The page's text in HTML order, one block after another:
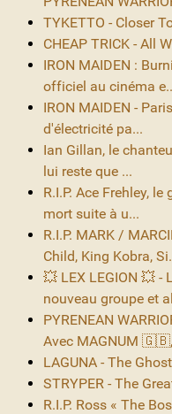
TYKETTO - Closer
CHEAP TRICK - All
IRON MAIDEN :
officiel au cinéma
IRON MAIDEN -
d'électricité pa...
Ian Gillan, le
lui reste que ...
R.I.P. Ace Frehley,
mort suite à u...
R.I.P. MARK /
Child, King Kobra,
💥 LEX LEGION 💥 -
nouveau groupe et
PYRENEAN
Avec MAGNUM 🇬🇧,
LAGUNA - The
STRYPER - The
R.I.P. Ross « The